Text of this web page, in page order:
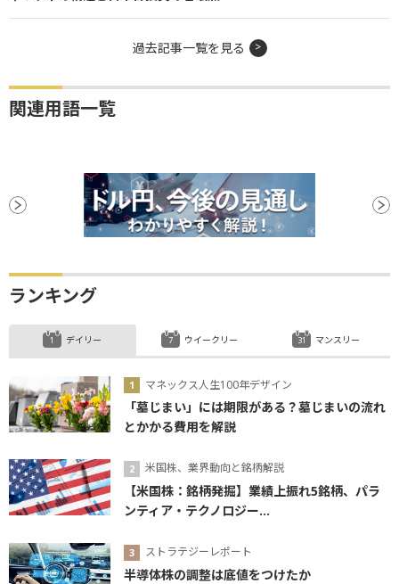
過去記事一覧を見る
関連用語一覧
ランキング
デイリー
マネックス人生100年デザイン
「墓じまい」には期限がある？墓じまいの流れ
とかかる費用を解説
米国株、業界動向と銘柄解説
【米国株：銘柄発掘】業績上振れ5銘柄、パラ
ンティア・テクノロジー...
ストラテジーレポート
半導体株の調整は底値をつけたか
ウイークリー マンスリー